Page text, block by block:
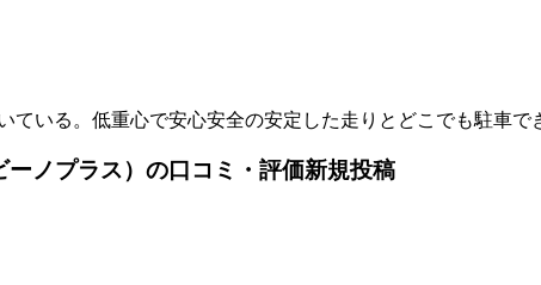
いる。低重心で安心安全の安定した走りとどこでも駐車で
ノプラス）の口コミ・評価新規投稿